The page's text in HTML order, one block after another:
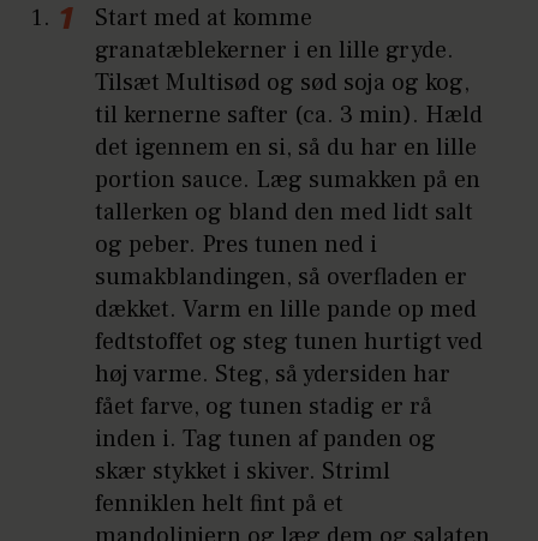
Start med at komme
granatæblekerner i en lille gryde.
Tilsæt Multisød og sød soja og kog,
til kernerne safter (ca. 3 min). Hæld
det igennem en si, så du har en lille
portion sauce. Læg sumakken på en
tallerken og bland den med lidt salt
og peber. Pres tunen ned i
sumakblandingen, så overfladen er
dækket. Varm en lille pande op med
fedtstoffet og steg tunen hurtigt ved
høj varme. Steg, så ydersiden har
fået farve, og tunen stadig er rå
inden i. Tag tunen af panden og
skær stykket i skiver. Striml
fenniklen helt fint på et